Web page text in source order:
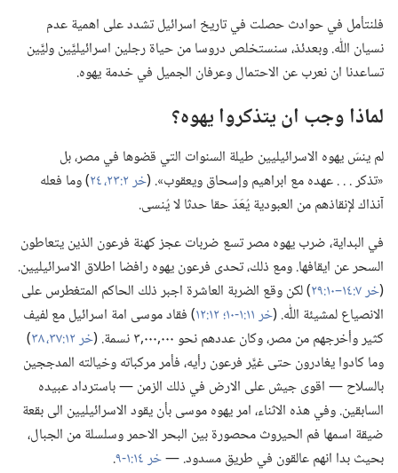
فلنتأمل في حوادث حصلت في تاريخ اسرائيل تشدد على اهمية عدم
نسيان اللّٰه.‏ وبعدئذ،‏ سنستخلص دروسا من حياة رجلين اسرائيليَّين وليَّين
تساعدنا ان نعرب عن الاحتمال وعرفان الجميل في خدمة يهوه.‏
لماذا وجب ان يتذكروا يهوه؟‏
لم ينسَ يهوه الاسرائيليين طيلة السنوات التي قضوها في مصر،‏ بل
«تذكر .‏ .‏ .‏ عهده مع ابراهيم وإسحاق ويعقوب».‏ (‏خر ٢:‏٢٣،‏ ٢٤
‏)‏ وما فعله
آنذاك لإنقاذهم من العبودية يُعَدّ حقا حدثا لا يُنسى.‏
في البداية،‏ ضرب يهوه مصر تسع ضربات عجز كهنة فرعون الذين يتعاطون
السحر عن ايقافها.‏ ومع ذلك،‏ تحدى فرعون يهوه رافضا اطلاق الاسرائيليين.‏
(‏خر ٧:‏١٤–‏١٠:‏٢٩
‏)‏ لكن وقع الضربة العاشرة اجبر ذلك الحاكم المتغطرس على
الانصياع لمشيئة اللّٰه.‏ (‏خر ١١:‏١-‏١٠؛‏
‏)‏ فقاد موسى امة اسرائيل مع لفيف
كثير وأخرجهم من مصر،‏ وكان عددهم نحو ٠٠٠‏,٠٠٠‏,٣ نسمة.‏ (‏
خر ١٢:‏٣٧،‏ ٣٨
‏)‏
وما كادوا يغادرون حتى غيَّر فرعون رأيه،‏ فأمر مركباته وخيالته المدججين
بالسلاح —‏ اقوى جيش على الارض في ذلك الزمن —‏ باسترداد عبيده
السابقين.‏ وفي هذه الاثناء،‏ امر يهوه موسى بأن يقود الاسرائيليين الى بقعة
ضيقة اسمها فم الحيروث محصورة بين البحر الاحمر وسلسلة من الجبال،‏
بحيث بدا انهم عالقون في طريق مسدود.‏ —‏خر ١٤:‏١-‏٩
‏.‏